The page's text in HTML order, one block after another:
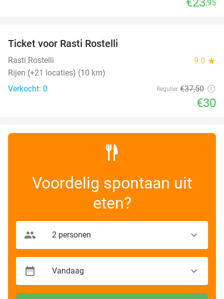
,95
TODAY
Ticket voor Rasti Rostelli
Rasti Rostelli 9.0 star
Rijen (+21 locaties) (10 km)
Verkocht: 0
Regulier €37,50
€30
Voordelig spontaan uit
eten?